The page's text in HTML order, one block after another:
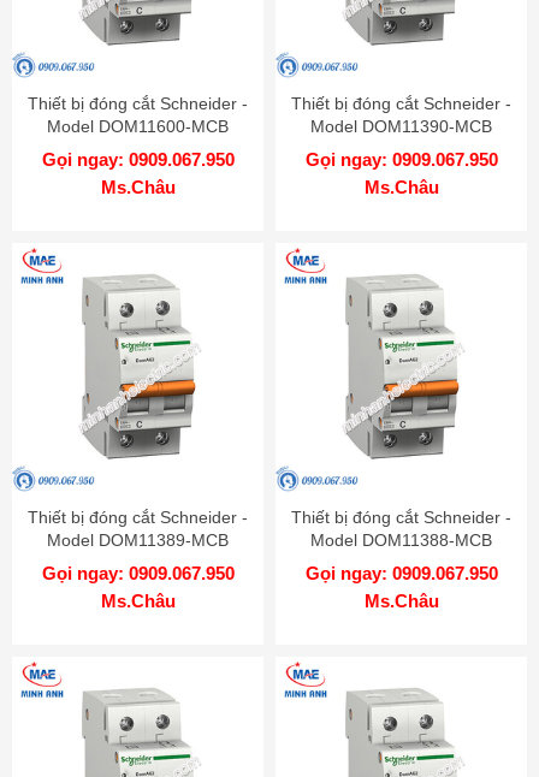
Thiết bị đóng cắt Schneider -
Model DOM11600-MCB
Gọi ngay: 0909.067.950
Ms.Châu
Thiết bị đóng cắt Schneider -
Model DOM11390-MCB
Gọi ngay: 0909.067.950
Ms.Châu
Thiết bị đóng cắt Schneider -
Model DOM11389-MCB
Gọi ngay: 0909.067.950
Ms.Châu
Thiết bị đóng cắt Schneider -
Model DOM11388-MCB
Gọi ngay: 0909.067.950
Ms.Châu